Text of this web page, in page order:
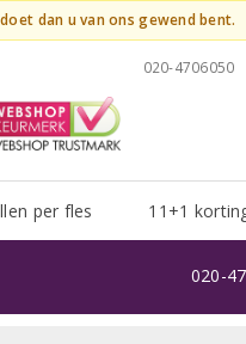
dan u van ons gewend bent.
020-4706050
per fles 11+1
020-